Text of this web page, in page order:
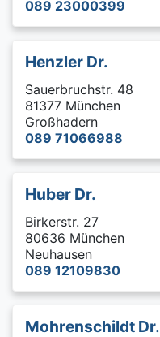
089 23000399
Henzler Dr.
Sauerbruchstr. 48
81377 München
Großhadern
089 71066988
Huber Dr.
Birkerstr. 27
80636 München
Neuhausen
089 12109830
Mohrenschildt Dr.